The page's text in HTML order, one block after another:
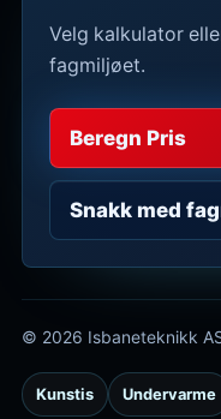
Velg kalkulator
fagmiljøet.
Beregn Pris
Snakk med
© 2026 Isbaneteknikk
Kunstis Undervarme